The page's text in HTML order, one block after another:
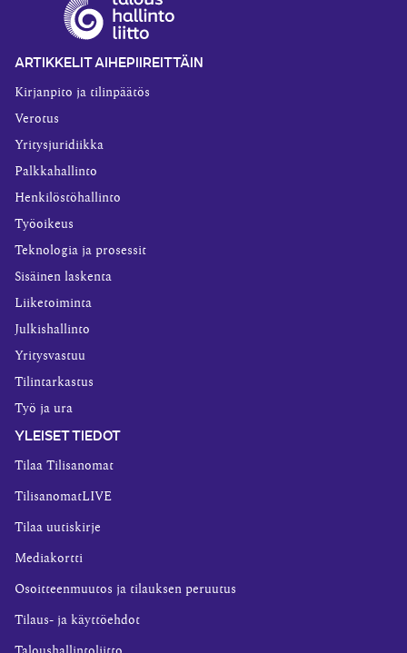
ARTIKKELIT AIHEPIIREITTÄIN
Kirjanpito ja tilinpäätös
Verotus
Yritysjuridiikka
Palkkahallinto
Henkilöstöhallinto
Työoikeus
Teknologia ja prosessit
Sisäinen laskenta
Liiketoiminta
Julkishallinto
Yritysvastuu
Tilintarkastus
Työ ja ura
YLEISET TIEDOT
Tilaa Tilisanomat
TilisanomatLIVE
Tilaa uutiskirje
Mediakortti
Osoitteenmuutos ja tilauksen peruutus
Tilaus- ja käyttöehdot